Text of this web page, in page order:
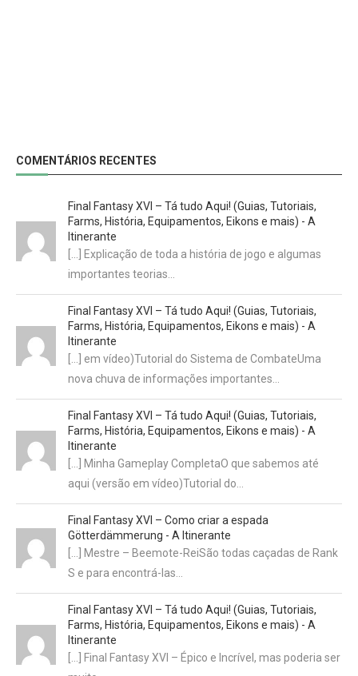
COMENTÁRIOS RECENTES
Final Fantasy XVI – Tá tudo Aqui! (Guias, Tutoriais,
Farms, História, Equipamentos, Eikons e mais) - A
Itinerante
[…] Explicação de toda a história de jogo e algumas
importantes teorias…
Final Fantasy XVI – Tá tudo Aqui! (Guias, Tutoriais,
Farms, História, Equipamentos, Eikons e mais) - A
Itinerante
[…] em vídeo)Tutorial do Sistema de CombateUma
nova chuva de informações importantes…
Final Fantasy XVI – Tá tudo Aqui! (Guias, Tutoriais,
Farms, História, Equipamentos, Eikons e mais) - A
Itinerante
[…] Minha Gameplay CompletaO que sabemos até
aqui (versão em vídeo)Tutorial do…
Final Fantasy XVI – Como criar a espada
Götterdämmerung - A Itinerante
[…] Mestre – Beemote-ReiSão todas caçadas de Rank
S e para encontrá-las…
Final Fantasy XVI – Tá tudo Aqui! (Guias, Tutoriais,
Farms, História, Equipamentos, Eikons e mais) - A
Itinerante
[…] Final Fantasy XVI – Épico e Incrível, mas poderia ser